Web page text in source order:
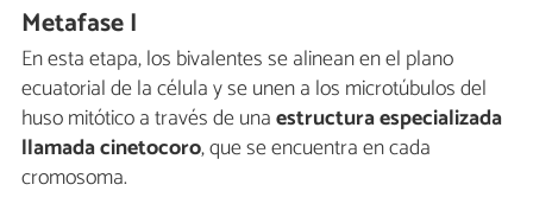
Metafase I
En esta etapa, los bivalentes se alinean en el plano
ecuatorial de la célula y se unen a los microtúbulos del
huso mitótico a través de unaestructura especializada
llamada cinetocoro, que se encuentra en cada
cromosoma.